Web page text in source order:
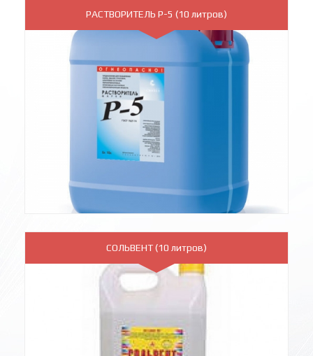
РАСТВОРИТЕЛЬ Р-5 (10 литров)
СОЛЬВЕНТ (10 литров)